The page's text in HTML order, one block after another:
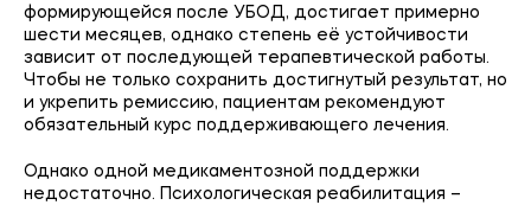
формирующейся после УБОД, достигает примерно
шести месяцев, однако степень её устойчивости
зависит от последующей терапевтической работы.
Чтобы не только сохранить достигнутый результат, но
и укрепить ремиссию, пациентам рекомендуют
обязательный курс поддерживающего лечения.
Однако одной медикаментозной поддержки
недостаточно. Психологическая реабилитация –